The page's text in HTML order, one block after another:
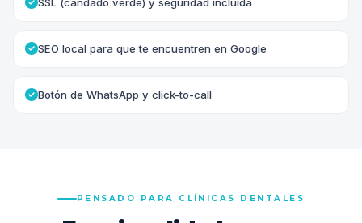
SEO local para que te encuentren en Google
Botón de WhatsApp y click-to-call
PENSADO PARA CLÍNICAS DENTALES